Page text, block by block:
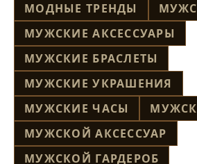
МОДНЫЕ ТРЕНДЫ
МУЖСКИЕ АКСЕССУАРЫ
МУЖСКИЕ БРАСЛЕТЫ
МУЖСКИЕ УКРАШЕНИЯ
МУЖСКИЕ ЧАСЫ
МУЖСКОЙ АКСЕССУАР
МУЖСКОЙ ГАРДЕРОБ